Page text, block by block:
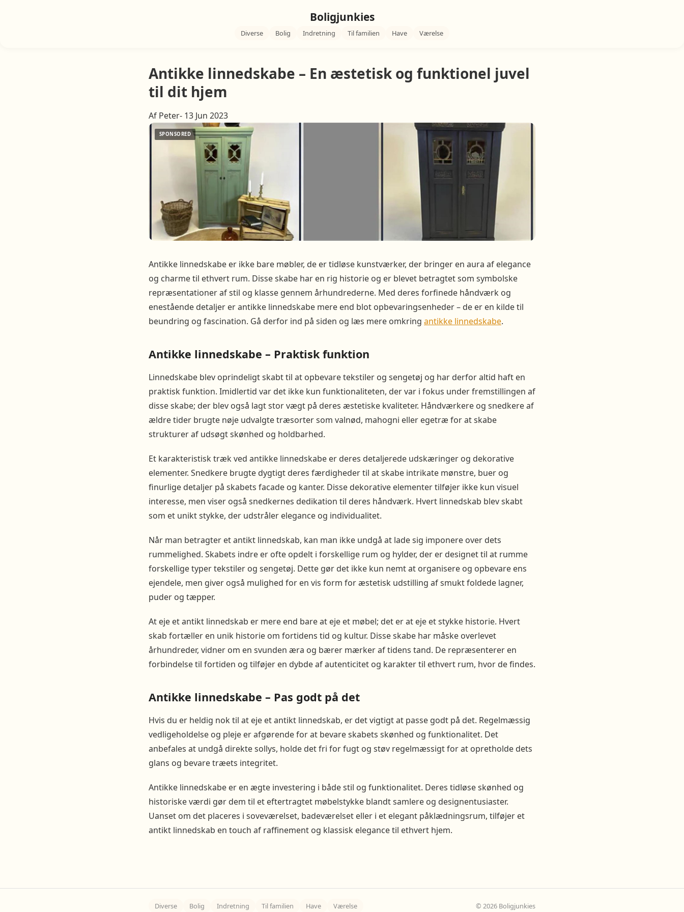
Boligjunkies
Diverse Bolig Indretning Til familien Have Værelse
Antikke linnedskabe – En æstetisk og funktionel juvel
til dit hjem
Af Peter- 13 Jun 2023
Antikke linnedskabe er ikke bare møbler, de er tidløse kunstværker, der bringer en aura af elegance
og charme til ethvert rum. Disse skabe har en rig historie og er blevet betragtet som symbolske
repræsentationer af stil og klasse gennem århundrederne. Med deres forfinede håndværk og
enestående detaljer er antikke linnedskabe mere end blot opbevaringsenheder – de er en kilde til
beundring og fascination. Gå derfor ind på siden og læs mere omkring antikke linnedskabe.
Antikke linnedskabe – Praktisk funktion
Linnedskabe blev oprindeligt skabt til at opbevare tekstiler og sengetøj og har derfor altid haft en
praktisk funktion. Imidlertid var det ikke kun funktionaliteten, der var i fokus under fremstillingen af
disse skabe; der blev også lagt stor vægt på deres æstetiske kvaliteter. Håndværkere og snedkere af
ældre tider brugte nøje udvalgte træsorter som valnød, mahogni eller egetræ for at skabe
strukturer af udsøgt skønhed og holdbarhed.
Et karakteristisk træk ved antikke linnedskabe er deres detaljerede udskæringer og dekorative
elementer. Snedkere brugte dygtigt deres færdigheder til at skabe intrikate mønstre, buer og
finurlige detaljer på skabets facade og kanter. Disse dekorative elementer tilføjer ikke kun visuel
interesse, men viser også snedkernes dedikation til deres håndværk. Hvert linnedskab blev skabt
som et unikt stykke, der udstråler elegance og individualitet.
Når man betragter et antikt linnedskab, kan man ikke undgå at lade sig imponere over dets
rummelighed. Skabets indre er ofte opdelt i forskellige rum og hylder, der er designet til at rumme
forskellige typer tekstiler og sengetøj. Dette gør det ikke kun nemt at organisere og opbevare ens
ejendele, men giver også mulighed for en vis form for æstetisk udstilling af smukt foldede lagner,
puder og tæpper.
At eje et antikt linnedskab er mere end bare at eje et møbel; det er at eje et stykke historie. Hvert
skab fortæller en unik historie om fortidens tid og kultur. Disse skabe har måske overlevet
århundreder, vidner om en svunden æra og bærer mærker af tidens tand. De repræsenterer en
forbindelse til fortiden og tilføjer en dybde af autenticitet og karakter til ethvert rum, hvor de findes.
Antikke linnedskabe – Pas godt på det
Hvis du er heldig nok til at eje et antikt linnedskab, er det vigtigt at passe godt på det. Regelmæssig
vedligeholdelse og pleje er afgørende for at bevare skabets skønhed og funktionalitet. Det
anbefales at undgå direkte sollys, holde det fri for fugt og støv regelmæssigt for at opretholde dets
glans og bevare træets integritet.
Antikke linnedskabe er en ægte investering i både stil og funktionalitet. Deres tidløse skønhed og
historiske værdi gør dem til et eftertragtet møbelstykke blandt samlere og designentusiaster.
Uanset om det placeres i soveværelset, badeværelset eller i et elegant påklædningsrum, tilføjer et
antikt linnedskab en touch af raffinement og klassisk elegance til ethvert hjem.
Diverse Bolig Indretning Til familien Have Værelse © 2026 Boligjunkies